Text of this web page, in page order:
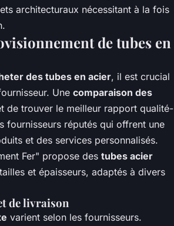
architecturaux nécessitant à la fois
de tubes en
des tubes en acier, il est crucial
Une comparaison des
de trouver le meilleur rapport qualité-
fournisseurs réputés qui offrent une
et des services personnalisés.
Fer" propose des tubes acier
et épaisseurs, adaptés à divers
de livraison
varient selon les fournisseurs.